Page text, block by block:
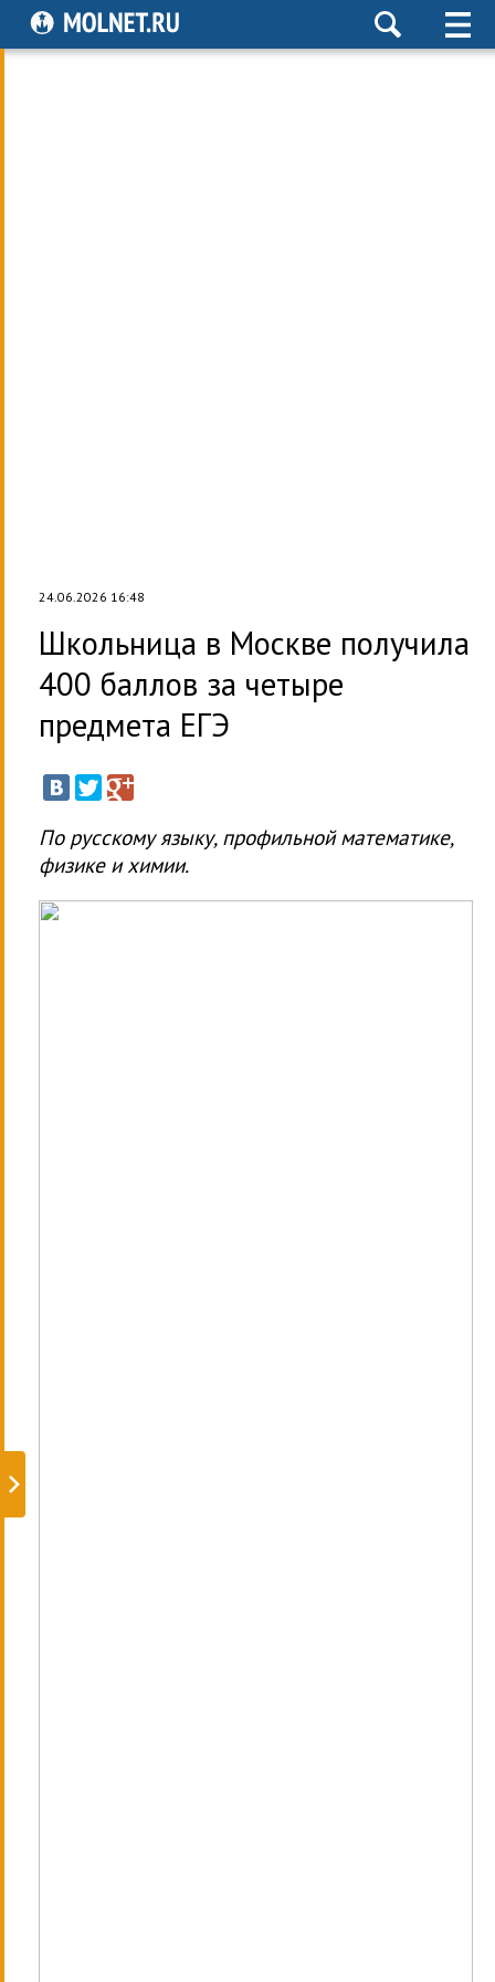
24.06.2026 16:48
Школьница в Москве получила
400 баллов за четыре
предмета ЕГЭ
По русскому языку, профильной математике,
физике и химии.